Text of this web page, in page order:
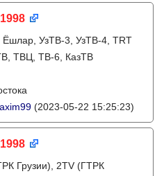
Ëшлар, УзТВ-3, УзТВ-4, TRT
ТВЦ, ТВ-6, КазТВ
(2023-05-22 15:25:23)
Грузии), 2TV (ГТРК